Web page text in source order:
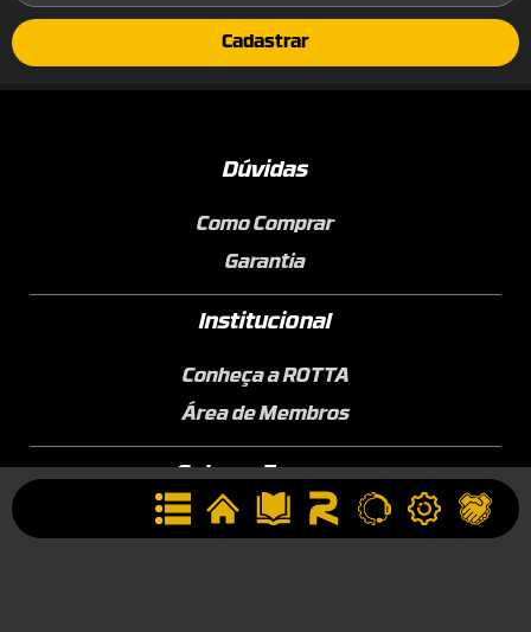
Cadastrar
Dúvidas
Como Comprar
Garantia
Institucional
Conheça a ROTTA
Área de Membros
Sobre a Empresa
Seja uma Assistência Técnica